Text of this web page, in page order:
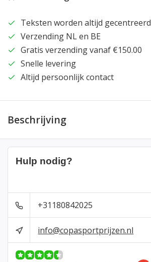
Teksten worden altijd gecentreerd
Verzending NL en BE
Gratis verzending vanaf €150.00
Snelle levering
Altijd persoonlijk contact
Beschrijving
Hulp nodig?
+31180842025
info@copasportprijzen.nl